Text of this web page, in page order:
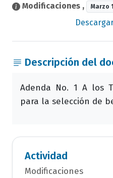
Modificaciones , Marzo
Descripción del
Adenda No. 1 A los
para la selección de
Actividad
Modificaciones